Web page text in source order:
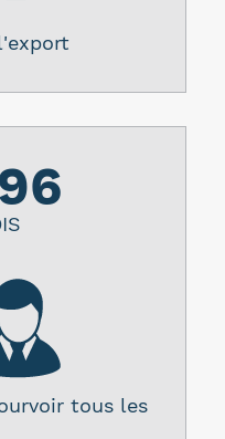
tous les